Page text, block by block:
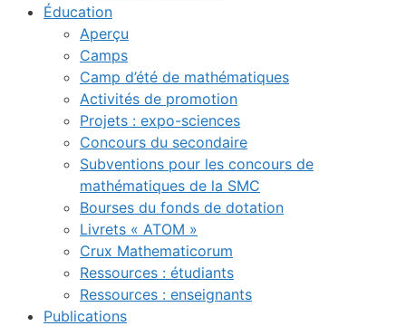
Éducation
Aperçu
Camps
Camp d’été de mathématiques
Activités de promotion
Projets : expo-sciences
Concours du secondaire
Subventions pour les concours de
mathématiques de la SMC
Bourses du fonds de dotation
Livrets « ATOM »
Crux Mathematicorum
Ressources : étudiants
Ressources : enseignants
Publications